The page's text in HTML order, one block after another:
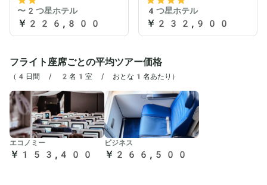
〜2つ星ホテル
￥226,800
4つ星ホテル
￥232,900
フライト座席ごとの平均ツアー価格
（ 4日間 / 2名1室 / おとな1名あたり ）
エコノミー
￥153,400
ビジネス
￥266,500